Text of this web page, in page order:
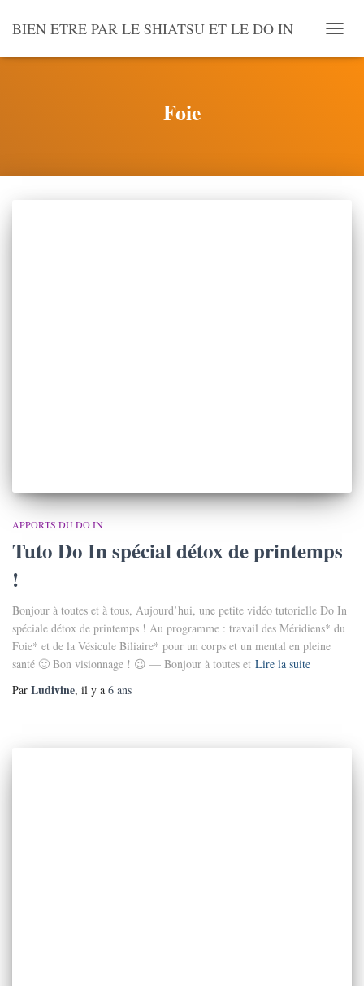
BIEN ETRE PAR LE SHIATSU ET LE DO IN
LA
Foie
APPORTS DU DO IN
Tuto Do In spécial détox de printemps
!
Bonjour à toutes et à tous, Aujourd’hui, une petite vidéo tutorielle Do In
spéciale détox de printemps ! Au programme : travail des Méridiens* du
Foie* et de la Vésicule Biliaire* pour un corps et un mental en pleine
santé 🙂 Bon visionnage ! 😉 — Bonjour à toutes et Lire la suite
Par Ludivine, il y a 6 ans